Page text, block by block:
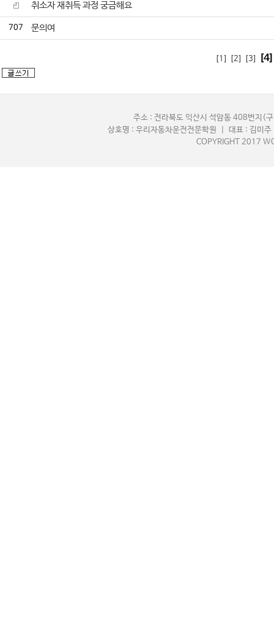
취소자 재취득 과정 궁금해요
707 문의여
[1] [2] [3] [4]
주소 : 전라북도 익산시 석암동 408번
상호명 : 우리자동차운전전문학원 | 대표 : 김
COPYRIGHT 2017